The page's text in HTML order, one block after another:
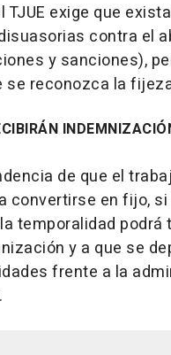
TJUE exige que
contra el
y sanciones),
se reconozca la
de que el
convertirse en fijo,
temporalidad podrá
y a que se
frente a la